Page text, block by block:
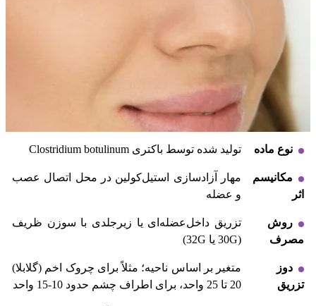
نوع ماده تولید شده توسط باکتری Clostridium botulinum
مکانیسم
اثر
مهار آزادسازی استیل‌کولین در محل اتصال عصب
و عضله
روش
مصرف
تزریق داخل‌عضله‌ای یا زیرجلدی با سوزن ظریف
(30G یا 32G)
دوز
تزریق
متغیر بر اساس ناحیه؛ مثلاً برای چروک اخم (گلابلا)
20 تا 25 واحد، برای اطراف چشم حدود 10-15 واحد